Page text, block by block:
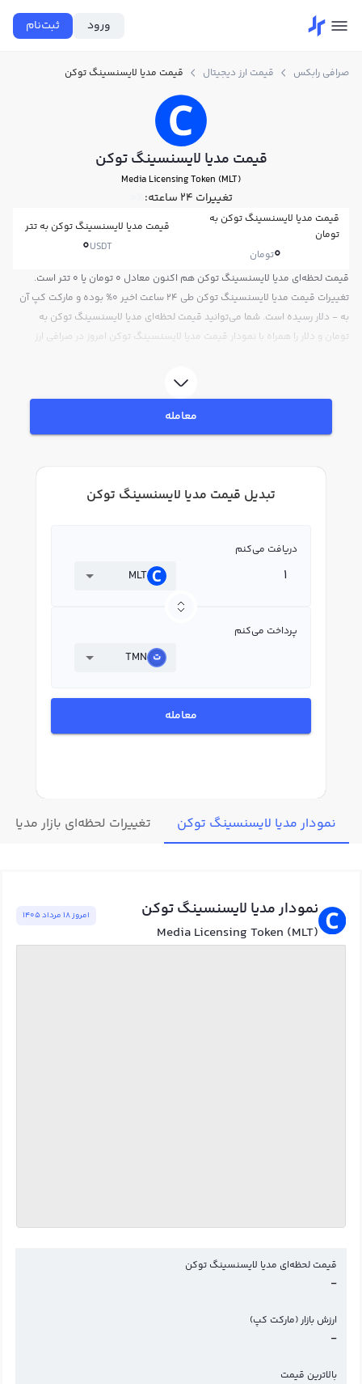
ورود ثبت‌نام
صرافی رابکس قیمت ارز دیجیتال قیمت مدیا لایسنسینگ توکن
قیمت مدیا لایسنسینگ توکن
Media Licensing Token (MLT)
تغییرات ۲۴ ساعته: 0%
قیمت مدیا لایسنسینگ توکن به
تومان
0تومان
قیمت مدیا لایسنسینگ توکن به تتر
0USDT
قیمت لحظه‌ای مدیا لایسنسینگ توکن هم اکنون معادل 0 تومان یا 0 تتر است.
تغییرات قیمت مدیا لایسنسینگ توکن طی 24 ساعت اخیر 0% بوده و مارکت کپ آن
به - دلار رسیده است. شما می‌توانید قیمت لحظه‌ای مدیا لایسنسینگ توکن به
تومان و دلار را همراه با نمودار قیمت مدیا لایسنسینگ توکن امروز در صرافی ارز
معامله
تبدیل قیمت مدیا لایسنسینگ توکن
دریافت می‌کنم
MLT
پرداخت می‌کنم
TMN
معامله
نمودار مدیا لایسنسینگ توکن تغییرات لحظه‌ای بازار مدیا
نمودار مدیا لایسنسینگ توکن
Media Licensing Token (MLT)
امروز ١٨ مرداد ١٤٠٥
قیمت لحظه‌ای مدیا لایسنسینگ توکن
-
ارزش بازار (مارکت کپ)
-
بالاترین قیمت